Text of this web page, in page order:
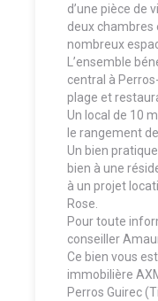
d’une pièce de
deux chambres
nombreux
L’ensemble
central à
plage et
Un local de 10
le rangement
Un bien
bien à une
à un projet
Rose.
Pour toute
conseiller
Ce bien vous
immobilière
Perros Guirec